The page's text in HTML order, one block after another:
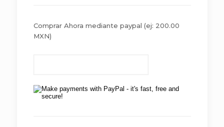
Comprar Ahora mediante paypal (ej: 200.00
MXN)